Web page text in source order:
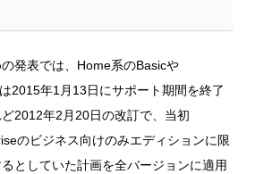
発表では、Home系のBasicや
2015年1月13日にサポート期間を終了
2012年2月20日の改訂で、当初
のビジネス向けのみエディションに限
としていた計画を全バージョンに適用